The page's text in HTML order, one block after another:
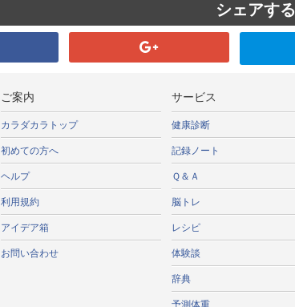
シェアする
ご案内
カラダカラトップ
初めての方へ
ヘルプ
利用規約
アイデア箱
お問い合わせ
サービス
健康診断
記録ノート
Ｑ＆Ａ
脳トレ
レシピ
体験談
辞典
予測体重